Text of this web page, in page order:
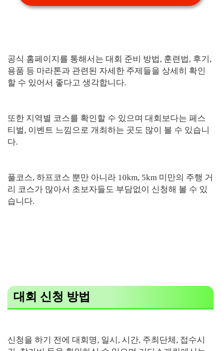
공식 홈페이지를 통해서는 대회 준비 방법, 훈련법, 후기,
용품 등 마라톤과 관련된 자세한 주제들을 상세히 확인
할 수 있어서 좋다고 생각합니다.
또한 지역별 코스를 확인할 수 있으며 대회보다는 페스
티벌, 이벤트 느낌으로 개최하는 곳도 많이 볼 수 있습니
다.
풀코스, 하프코스 뿐만 아니라 10km, 5km 미만의 주행 거
리 코스가 많아서 초보자들도 부담없이 신청해 볼 수 있
습니다.
대회 신청 방법
신청을 하기 전에 대회명, 일시, 시간, 주최단체, 접수시